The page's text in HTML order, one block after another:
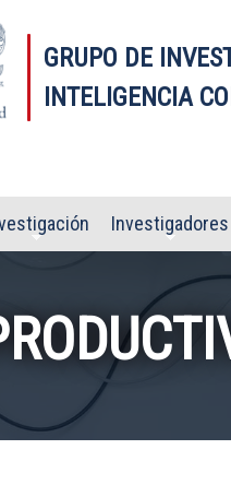
GRUPO DE
INTELIGENCIA
Investigadores